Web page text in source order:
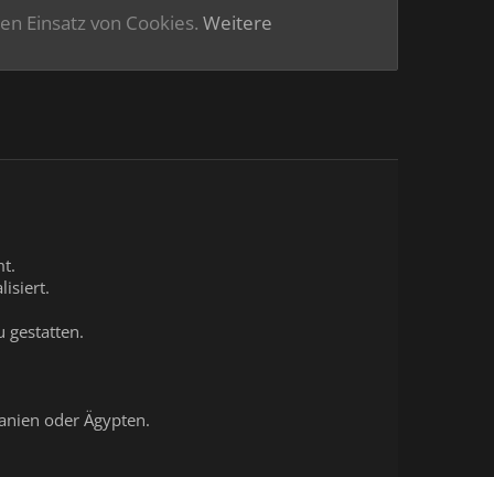
Einsatz von Cookies. Weitere
gestatten.
oder Ägypten.